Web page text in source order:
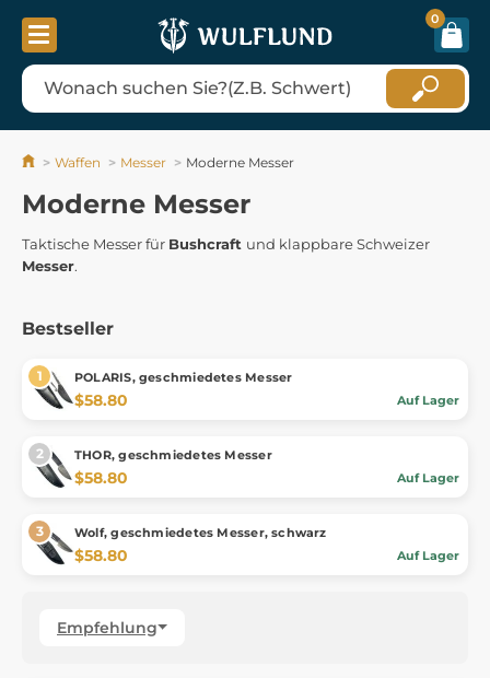
0
Waffen Messer Moderne Messer
Moderne Messer
Taktische Messer für Bushcraft und klappbare Schweizer
Messer.
Bestseller
POLARIS, geschmiedetes Messer
$58.80 Auf Lager
THOR, geschmiedetes Messer
$58.80 Auf Lager
Wolf, geschmiedetes Messer, schwarz
$58.80 Auf Lager
Empfehlung